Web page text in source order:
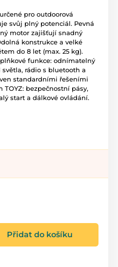
pro outdoorová
svůj plný potenciál. Pevná
motor zajišťují snadný
konstrukce a velké
do 8 let (max. 25 kg).
funkce: odnímatelný
rádio s bluetooth a
standardními řešeními
bezpečnostní pásy,
start a dálkové ovládání.
Přidat do košíku